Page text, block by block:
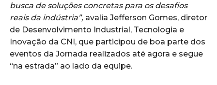
busca de soluções concretas para os desafios
reais da indústria”, avalia Jefferson Gomes, diretor
de Desenvolvimento Industrial, Tecnologia e
Inovação da CNI, que participou de boa parte dos
eventos da Jornada realizados até agora e segue
“na estrada” ao lado da equipe.